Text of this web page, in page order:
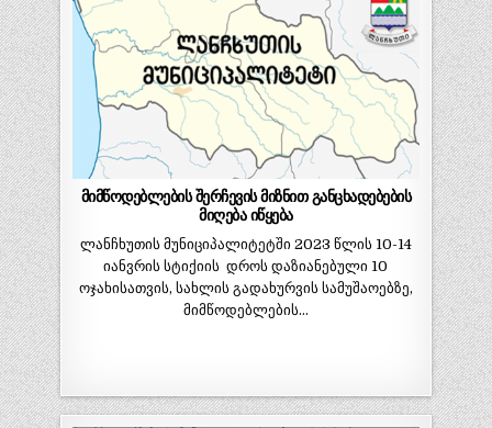
მიმწოდებლების შერჩევის მიზნით განცხადებების
მიღება იწყება
ლანჩხუთის მუნიციპალიტეტში 2023 წლის 10-14
იანვრის სტიქიის დროს დაზიანებული 10
ოჯახისათვის, სახლის გადახურვის სამუშაოებზე,
მიმწოდებლების…